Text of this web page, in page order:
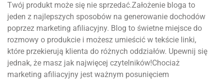
Twój produkt może się nie sprzedać.Założenie bloga to
jeden z najlepszych sposobów na generowanie dochodów
poprzez marketing afiliacyjny. Blog to świetne miejsce do
rozmowy o produkcie i możesz umieścić w tekście linki,
które przekierują klienta do różnych oddziałów. Upewnij się
jednak, że masz jak najwięcej czytelników!Chociaż
marketing afiliacyjny jest ważnym posunięciem